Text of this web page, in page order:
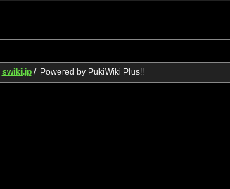
swiki.jp/ Powered by PukiWiki Plus!!